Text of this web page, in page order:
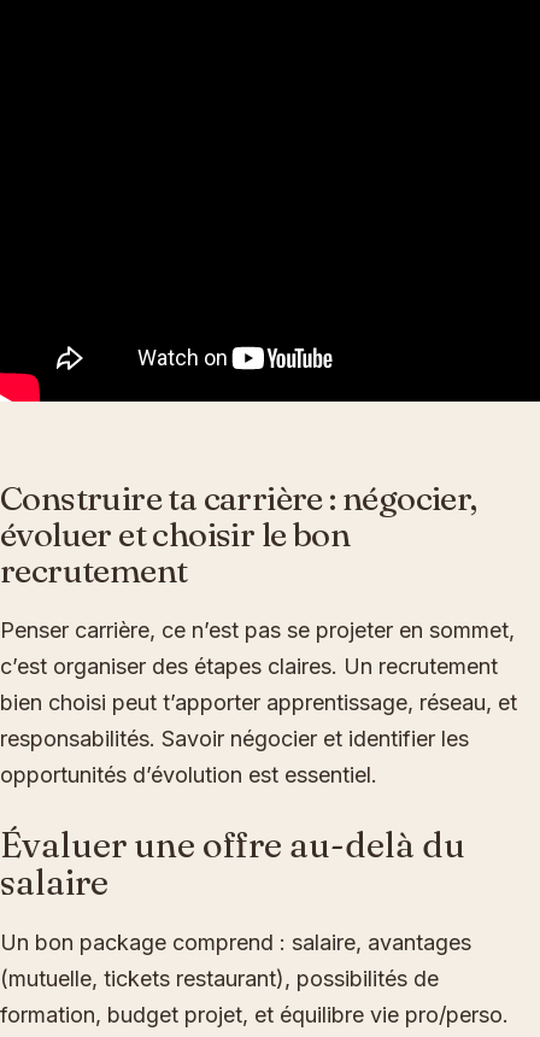
Construire ta carrière : négocier,
évoluer et choisir le bon
recrutement
Penser carrière, ce n’est pas se projeter en sommet,
c’est organiser des étapes claires. Un recrutement
bien choisi peut t’apporter apprentissage, réseau, et
responsabilités. Savoir négocier et identifier les
opportunités d’évolution est essentiel.
Évaluer une offre au-delà du
salaire
Un bon package comprend : salaire, avantages
(mutuelle, tickets restaurant), possibilités de
formation, budget projet, et équilibre vie pro/perso.